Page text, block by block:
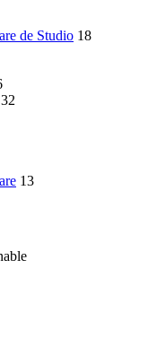
de Studio 18
32
13